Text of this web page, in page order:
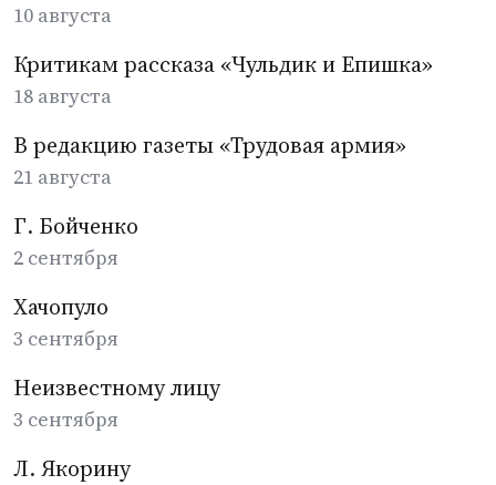
10 августа
Критикам рассказа «Чульдик и Епишка»
18 августа
В редакцию газеты «Трудовая армия»
21 августа
Г. Бойченко
2 сентября
Хачопуло
3 сентября
Неизвестному лицу
3 сентября
Л. Якорину